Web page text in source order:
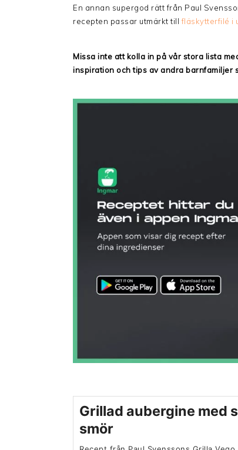
En annan supergod rätt från Paul
recepten passar utmärkt tillfläskytterfilé i
Missa inte att kolla in på vår stora lista
inspiration och tips av andra barnfamiljer
Grillad aubergine med
smör